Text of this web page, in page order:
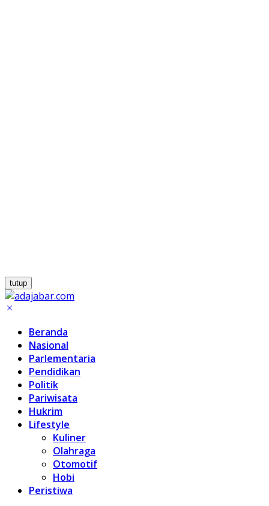
tutup
Beranda
Nasional
Parlementaria
Pendidikan
Politik
Pariwisata
Hukrim
Lifestyle
Kuliner
Olahraga
Otomotif
Hobi
Peristiwa